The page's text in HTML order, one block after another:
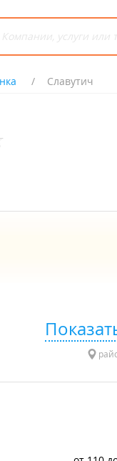
Славутич